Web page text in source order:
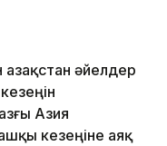
әйелдер
Азия
кезеңіне аяқ